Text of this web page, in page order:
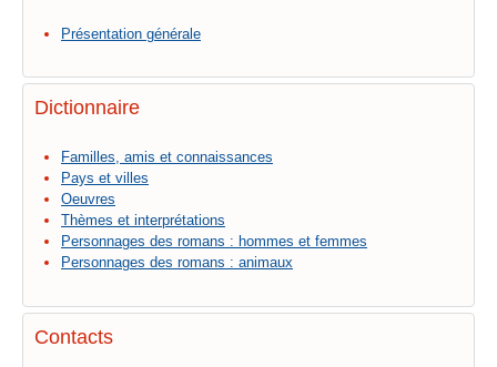
Présentation générale
Dictionnaire
Familles, amis et connaissances
Pays et villes
Oeuvres
Thèmes et interprétations
Personnages des romans : hommes et femmes
Personnages des romans : animaux
Contacts